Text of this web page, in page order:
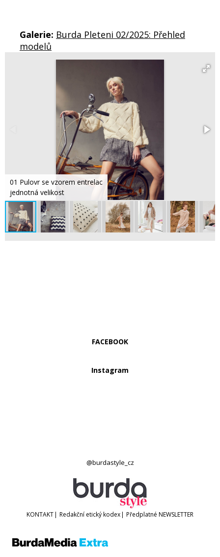
Galerie: Burda Pleteni 02/2025: Přehled
modelů
01 Pulovr se vzorem entrelac
jednotná velikost
FACEBOOK
Instagram
@burdastyle_cz
KONTAKT| Redakční etický kodex| Předplatné NEWSLETTER